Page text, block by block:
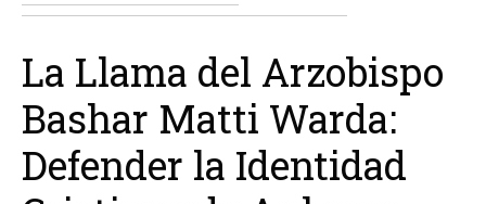
La Llama del Arzobispo
Bashar Matti Warda:
Defender la Identidad